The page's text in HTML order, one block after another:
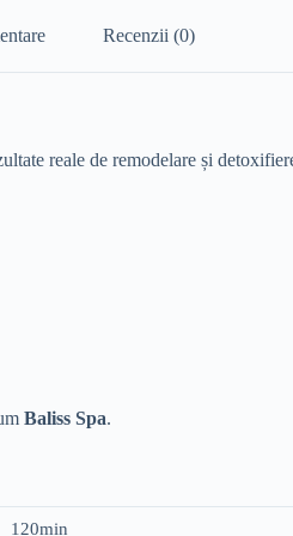
Recenzii (0)
reale de remodelare și
Baliss Spa.
120min